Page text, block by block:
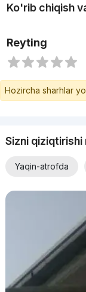
Ko'rib chiqish
Reyting
Hozircha sharhlar
Sizni qiziqtirishi
Yaqin-atrofda